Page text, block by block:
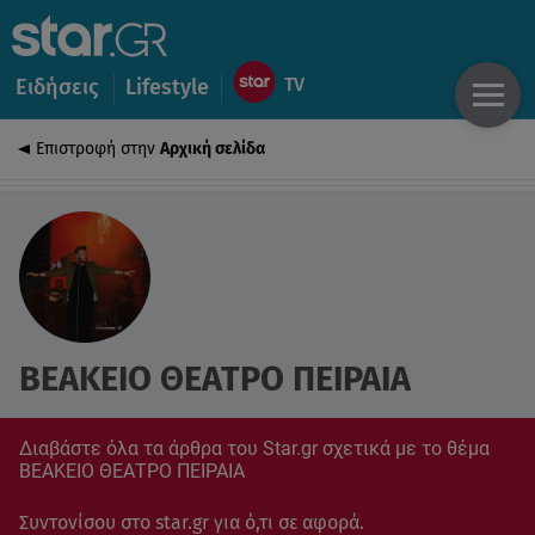
Ειδήσεις Lifestyle
Επιστροφή στην Αρχική σελίδα
ΒΕΑΚΕΙΟ ΘΕΑΤΡΟ ΠΕΙΡΑΙΑ
Διαβάστε όλα τα άρθρα του Star.gr σχετικά με το θέμα
ΒΕΑΚΕΙΟ ΘΕΑΤΡΟ ΠΕΙΡΑΙΑ
Συντονίσου στο star.gr για ό,τι σε αφορά.